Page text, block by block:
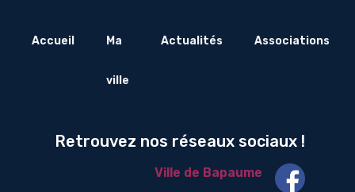
Accueil Ma
ville
Actualités Associations
Retrouvez nos réseaux sociaux !
Ville de Bapaume